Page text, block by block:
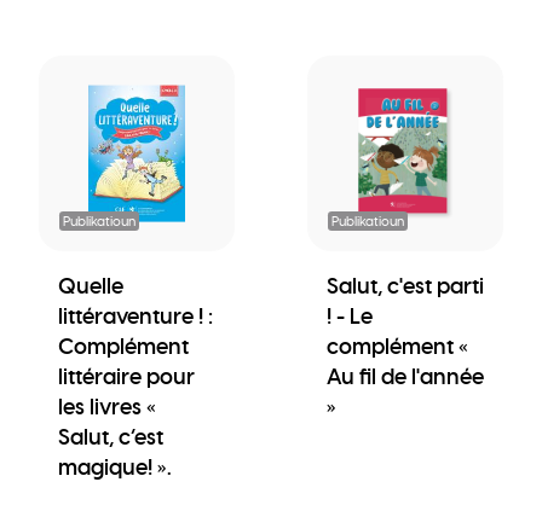
Publikatioun
Quelle
littéraventure ! :
Complément
littéraire pour
les livres «
Salut, c’est
magique! ».
Publikatioun
Salut, c'est parti
! - Le
complément «
Au fil de l'année
»